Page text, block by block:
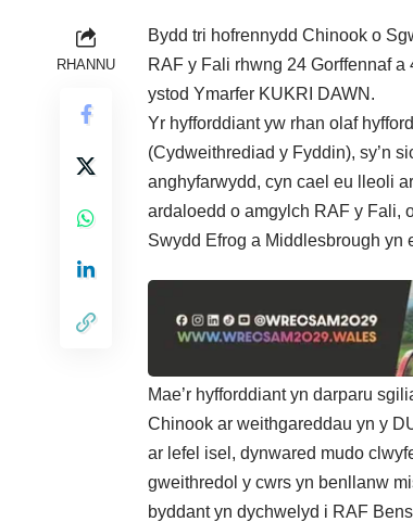
RHANNU
Bydd tri hofrennydd Chinook o
RAF y Fali rhwng 24 Gorffennaf
ystod Ymarfer KUKRI DAWN.
Yr hyfforddiant yw rhan olaf
(Cydweithrediad y Fyddin), sy’n
anghyfarwydd, cyn cael eu lleoli
ardaloedd o amgylch RAF y Fali,
Swydd Efrog a Middlesbrough yn
Mae’r hyfforddiant yn darparu
Chinook ar weithgareddau yn y
ar lefel isel, dynwared mudo
gweithredol y cwrs yn benllanw
byddant yn dychwelyd i RAF